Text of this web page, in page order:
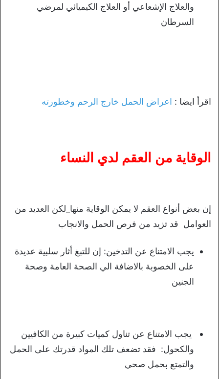
والعلاج الإشعاعي أو العلاج الكيميائي لمرضي
السرطان
اقرأ ايضا : اعراض الحمل خارج الرحم وخطورته
الوقاية من العقم لدي النساء
إن بعض أنواع العقم لا يمكن الوقاية منها_لكن العديد من
العوامل قد تزيد من فرص الحمل والانجاب
يجب الامتناع عن التدخين: إن للتبغ أثار سلبية عديدة
على الخصوبة بالاضافة الي الصحة العامة وصحة
الجنين
يجب الامتناع عن تناول كميات كبيرة من الكافيين
والكحول: فقد تضعف تلك المواد قدرتك على الحمل
والتمتع بحمل صحي